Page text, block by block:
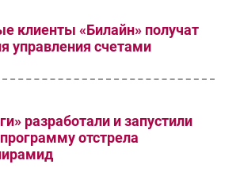
клиенты «Билайн» получат
управления счетами
разработали и запустили
отстрела